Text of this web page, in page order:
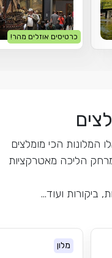
כרטיסים אוזלים מהר!
המלונות הכי מומלצים
הליכה מאטרקציות
ביקורות ועוד...
מלון